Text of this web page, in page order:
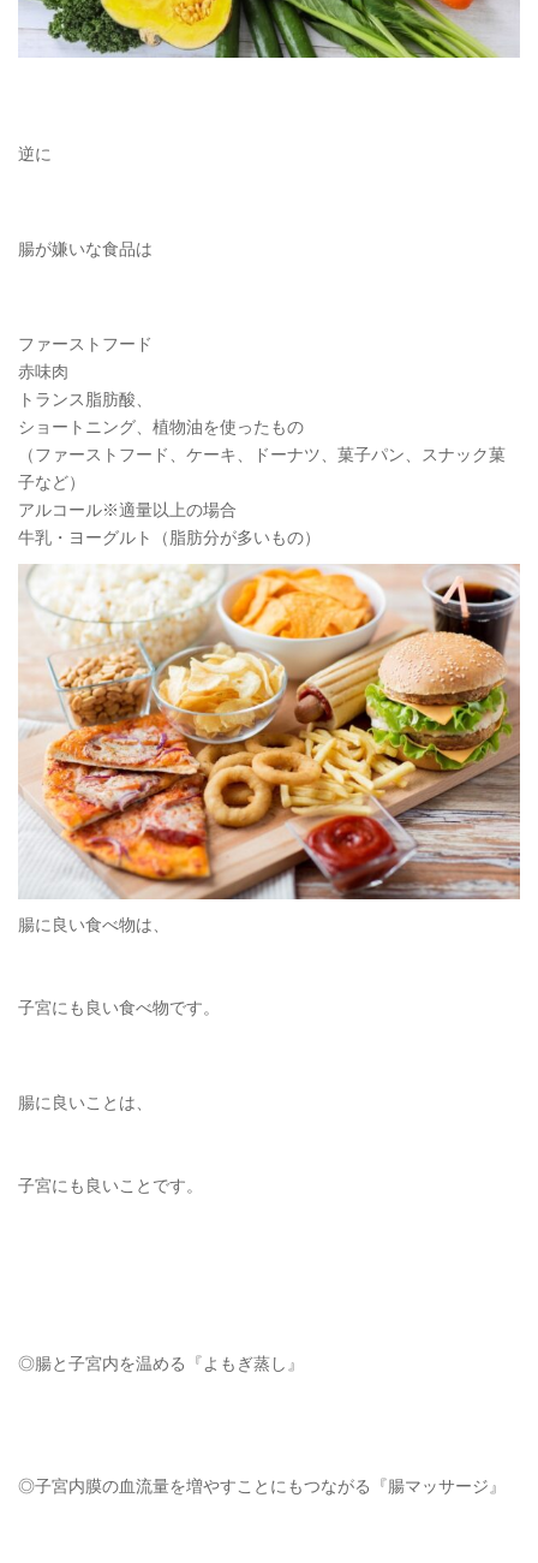
逆に
腸が嫌いな食品は
ファーストフード
赤味肉
トランス脂肪酸、
ショートニング、植物油を使ったもの
（ファーストフード、ケーキ、ドーナツ、菓子パン、スナック菓
子など）
アルコール※適量以上の場合
牛乳・ヨーグルト（脂肪分が多いもの）
腸に良い食べ物は、
子宮にも良い食べ物です。
腸に良いことは、
子宮にも良いことです。
◎腸と子宮内を温める『よもぎ蒸し』
◎子宮内膜の血流量を増やすことにもつながる『腸マッサージ』